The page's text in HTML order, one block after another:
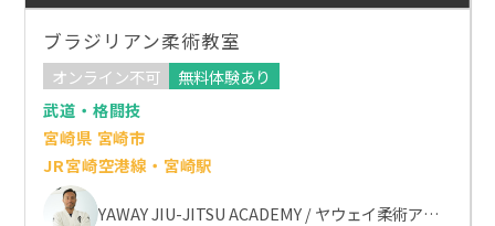
ブラジリアン柔術教室
オンライン不可
無料体験あり
武道・格闘技
宮崎県 宮崎市
JR宮崎空港線・宮崎駅
YAWAY JIU-JITSU ACADEMY / ヤウェイ柔術アカデミー